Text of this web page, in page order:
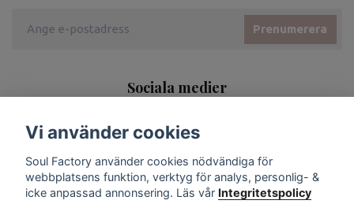
Prenumerera
Sociala medier
Vi använder cookies
Soul Factory använder cookies nödvändiga för
webbplatsens funktion, verktyg för analys, personlig- &
icke anpassad annonsering. Läs vår Integritetspolicy